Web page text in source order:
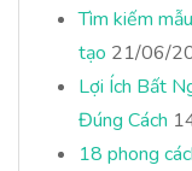
Tìm kiếm
tạo 21/06/
Lợi Ích Bất
Đúng Cách
18 phong